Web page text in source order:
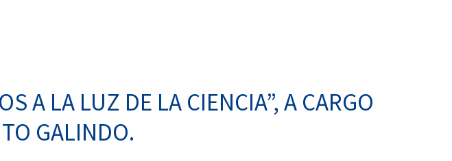
A LA LUZ DE LA CIENCIA”, A CARGO
GALINDO.